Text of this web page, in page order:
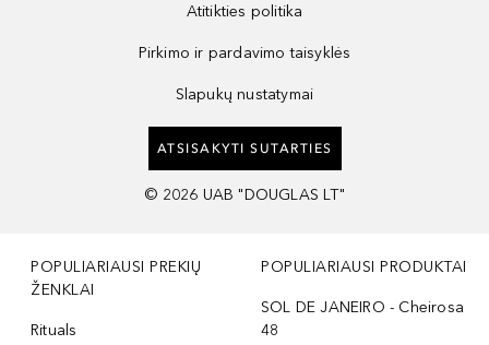
Atitikties politika
Pirkimo ir pardavimo taisyklės
Slapukų nustatymai
ATSISAKYTI SUTARTIES
© 2026 UAB "DOUGLAS LT"
POPULIARIAUSI PREKIŲ
ŽENKLAI
Rituals
POPULIARIAUSI PRODUKTAI
SOL DE JANEIRO - Cheirosa
48